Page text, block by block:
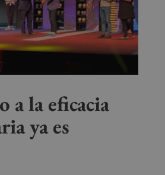
a la eficacia
ya es